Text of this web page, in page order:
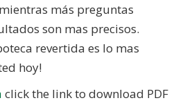
más preguntas
son mas precisos.
revertida es lo mas
hoy!
click the link to download PDF